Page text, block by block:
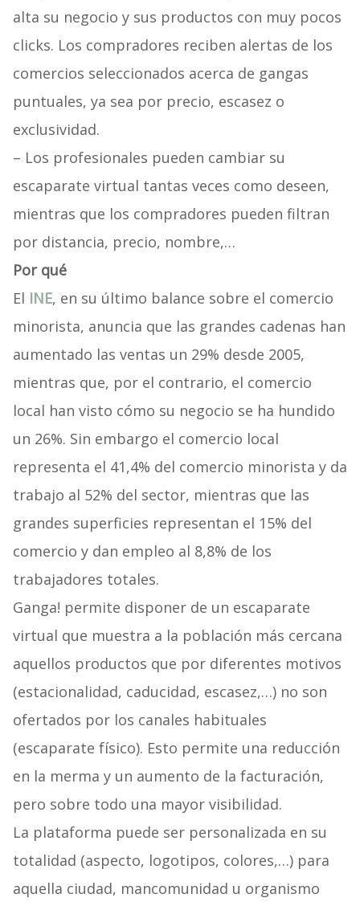
alta su negocio y sus productos con muy pocos
clicks. Los compradores reciben alertas de los
comercios seleccionados acerca de gangas
puntuales, ya sea por precio, escasez o
exclusividad.
– Los profesionales pueden cambiar su
escaparate virtual tantas veces como deseen,
mientras que los compradores pueden filtran
por distancia, precio, nombre,…
Por qué
El INE, en su último balance sobre el comercio
minorista, anuncia que las grandes cadenas han
aumentado las ventas un 29% desde 2005,
mientras que, por el contrario, el comercio
local han visto cómo su negocio se ha hundido
un 26%. Sin embargo el comercio local
representa el 41,4% del comercio minorista y da
trabajo al 52% del sector, mientras que las
grandes superficies representan el 15% del
comercio y dan empleo al 8,8% de los
trabajadores totales.
Ganga! permite disponer de un escaparate
virtual que muestra a la población más cercana
aquellos productos que por diferentes motivos
(estacionalidad, caducidad, escasez,…) no son
ofertados por los canales habituales
(escaparate físico). Esto permite una reducción
en la merma y un aumento de la facturación,
pero sobre todo una mayor visibilidad.
La plataforma puede ser personalizada en su
totalidad (aspecto, logotipos, colores,…) para
aquella ciudad, mancomunidad u organismo